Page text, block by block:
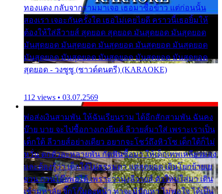
ทองแดง กลับจากรามมาเจอ เธอมาซื้อข้าว แต่ก่อนนั้น
สองเรา เจอะกันครั้งใด เธอไม่เคยไยดี คราวนี้เธอยิ้มให้
ต้องให้ใส่ลีวายส์ สุดยอด สุดยอด มันสุดยอด มันสุดยอด
มันสุดยอด มันสุดยอด มันสุดยอด มันสุดยอด มันสุดยอด
มันสุดยอด มันสุดยอด มันสุดยอด มันสุดยอด มันสุดยอด
สุดยอด - วงซูซู (ซาวด์ดนตรี) (KARAOKE)
112 views • 03.07.2569
พ่อส่งเงินสามพัน ให้ฉันเรียนราม ได้อีกสักสามพัน ฉันคง
บ๊าย บาย จะไปซื้อกางเกงยีนส์ ลีวายส์มาใส่ เพราะเราเป็น
เด็กใต้ ลีวายส์อย่างเดียว อยากจะโชว์ถึงหิวโซ เด็กใต้ก็ไม่
หวั่น ตกตัวละหลายพัน กัดฟันซื้อมา ให้เด็กเทพเหลียวมอง
และต้องรู้ว่า เด็กใต้ไม่ธรรมดา แต่สุดยอด เดินโยกย้ายเย
ยวน กวนโอ๊ยพอได้ เพราะว่านุ่งลีวายส์ ตัวใหม่ใส่มา เดิน
เข้ามหาลัย จิ๊กโก๊มองหน้า ท่าจะมีปัญหา ไม่พอใจ ได้เป็น